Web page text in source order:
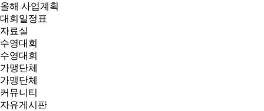
올해 사업계획
대회일정표
자료실
수영대회
수영대회
가맹단체
가맹단체
커뮤니티
자유게시판